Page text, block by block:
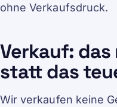
ohne Verkaufsdruck.
Verkauf:
statt das
Wir verkaufen keine